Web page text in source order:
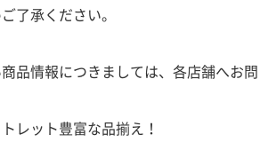
了承ください。
品情報につきましては、各店舗へお問
レット豊富な品揃え！